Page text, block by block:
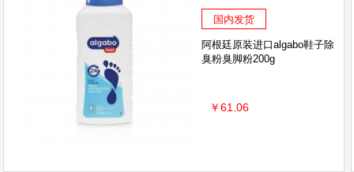
国内发货
阿根廷原装进口algabo鞋子除
臭粉臭脚粉200g
￥61.06